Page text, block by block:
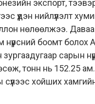
экспорт,
үүдэн нийлүүлэлт
нөлөөлжээ. Даваа
нүүрсний боомт болох
сарын
тонн нь 152.25
хойших хамгийн